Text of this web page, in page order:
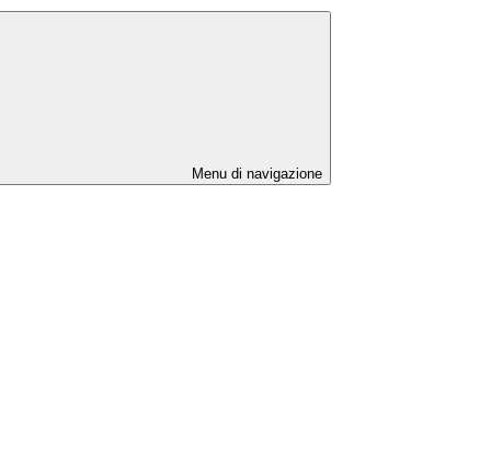
Menu di navigazione